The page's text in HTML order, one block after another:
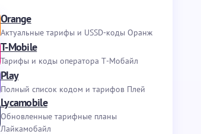
Orange
Актуальные тарифы и USSD-коды Оранж
T-Mobile
Тарифы и коды оператора Т-Мобайл
Play
Полный список кодом и тарифов Плей
Lycamobile
Обновленные тарифные планы
Лайкамобайл